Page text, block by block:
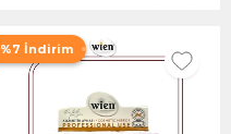
%7 İndirim